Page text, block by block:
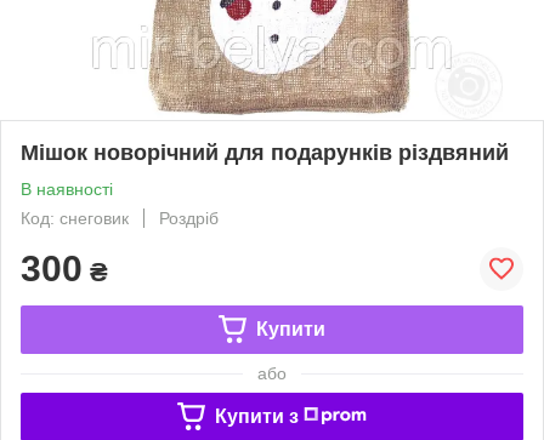
Мішок новорічний для подарунків різдвяний
В наявності
Код: снеговик
Роздріб
300 ₴
Купити
або
Купити з